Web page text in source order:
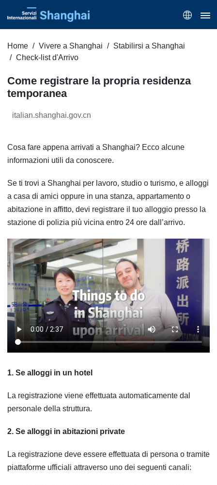
Home Vivere a Shanghai
Stabilirsi a Shanghai
Check-list d'Arrivo
Come registrare la propria residenza
temporanea
italian.shanghai.gov.cn
Cosa fare appena arrivati a Shanghai? Ecco alcune
informazioni utili da conoscere.
Se ti trovi a Shanghai per lavoro, studio o turismo, e alloggi
a casa di amici oppure in una stanza, appartamento o
abitazione in affitto, devi registrare il tuo alloggio presso la
stazione di polizia più vicina entro 24 ore dall’arrivo.
1. Se alloggi in un hotel
La registrazione viene effettuata automaticamente dal
personale della struttura.
2. Se alloggi in abitazioni private
La registrazione deve essere effettuata di persona o tramite
piattaforme ufficiali attraverso uno dei seguenti canali: